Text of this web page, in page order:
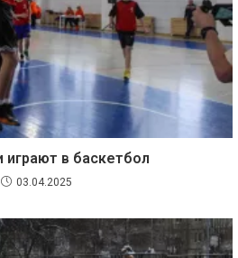
играют в баскетбол
03.04.2025